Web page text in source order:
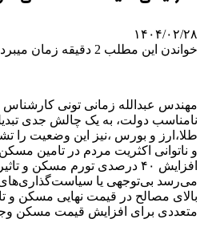
۱۴۰۴/۰۲/۲۸
خواندن این مطلب 2 دقیقه زمان میبرد
مهندس عبدالله زمانی تونی
نامناسب دولت، به یک چالش جدی
طلا،ارز و بورس ،نیز این وضعیت
و ناتوانی اکثریت مردم در تامین
افزایش ۴۰ درصدی تورم مسکن
می‌رسد بی‌توجهی یا
بالای مصالح در قیمت نهایی مسکن و
متعددی برای افزایش قیمت مسکن